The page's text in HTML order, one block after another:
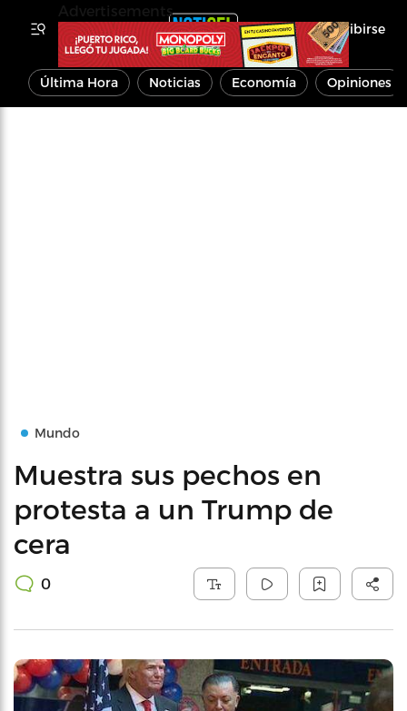
Inscribirse
Última Hora Noticias Economía Opiniones
Mundo
Muestra sus pechos en
protesta a un Trump de
cera
0
Advertisements